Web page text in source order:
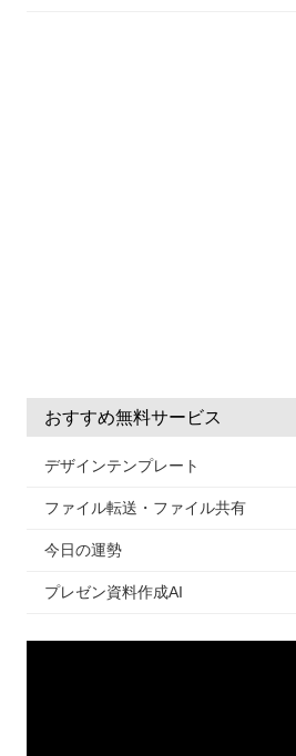
おすすめ無料サービス
デザインテンプレート
ファイル転送・ファイル共有
今日の運勢
プレゼン資料作成AI